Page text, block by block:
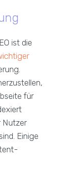
ist die
für
Nutzer
Einige